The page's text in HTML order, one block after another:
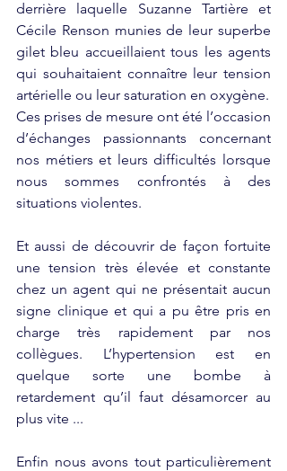
derrière laquelle Suzanne Tartière et
Cécile Renson munies de leur superbe
gilet bleu accueillaient tous les agents
qui souhaitaient connaître leur tension
artérielle ou leur saturation en oxygène.
Ces prises de mesure ont été l’occasion
d’échanges passionnants concernant
nos métiers et leurs difficultés lorsque
nous sommes confrontés à des
situations violentes.
Et aussi de découvrir de façon fortuite
une tension très élevée et constante
chez un agent qui ne présentait aucun
signe clinique et qui a pu être pris en
charge très rapidement par nos
collègues. L’hypertension est en
quelque sorte une bombe à
retardement qu’il faut désamorcer au
plus vite ...
Enfin nous avons tout particulièrement